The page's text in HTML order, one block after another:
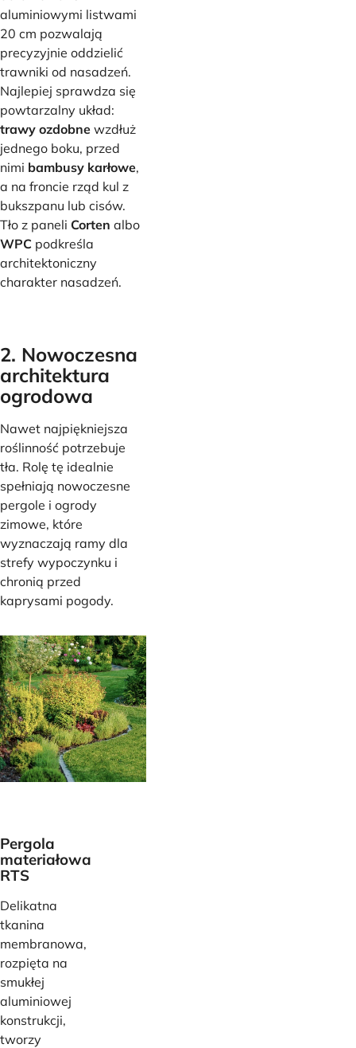
aluminiowymi listwami
20 cm pozwalają
precyzyjnie oddzielić
trawniki od nasadzeń.
Najlepiej sprawdza się
powtarzalny układ:
trawy ozdobne wzdłuż
jednego boku, przed
nimi bambusy karłowe,
a na froncie rząd kul z
bukszpanu lub cisów.
Tło z paneli Corten albo
WPC podkreśla
architektoniczny
charakter nasadzeń.
2. Nowoczesna
architektura
ogrodowa
Nawet najpiękniejsza
roślinność potrzebuje
tła. Rolę tę idealnie
spełniają nowoczesne
pergole i ogrody
zimowe, które
wyznaczają ramy dla
strefy wypoczynku i
chronią przed
kaprysami pogody.
Pergola
materiałowa
RTS
Delikatna
tkanina
membranowa,
rozpięta na
smukłej
aluminiowej
konstrukcji,
tworzy